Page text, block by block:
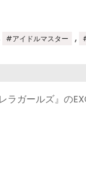
#アイドルマスター ,
ラガールズ』の